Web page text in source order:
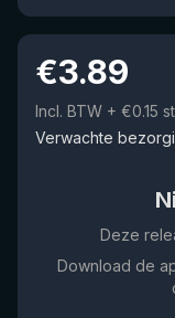
€3.89
Incl. BTW + €0.15
Verwachte
Deze
Download de